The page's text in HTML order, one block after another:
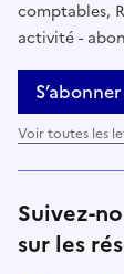
comptables,
activité -
S’abonner
Voir toutes les
Suivez-
sur les